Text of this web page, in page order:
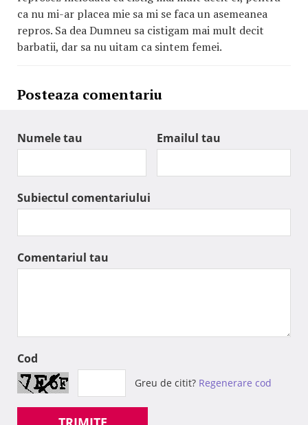
ca nu mi-ar placea mie sa mi se faca un asemeanea
repros. Sa dea Dumneu sa cistigam mai mult decit
barbatii, dar sa nu uitam ca sintem femei.
Posteaza comentariu
Numele tau Emailul tau
Subiectul comentariului
Comentariul tau
Cod
Greu de citit? Regenerare cod